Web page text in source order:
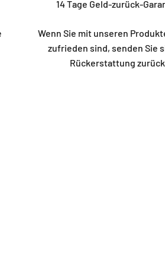
14 Tage Geld-zurück-
Wenn Sie mit unseren
zufrieden sind, senden Sie
Rückerstattung zurück